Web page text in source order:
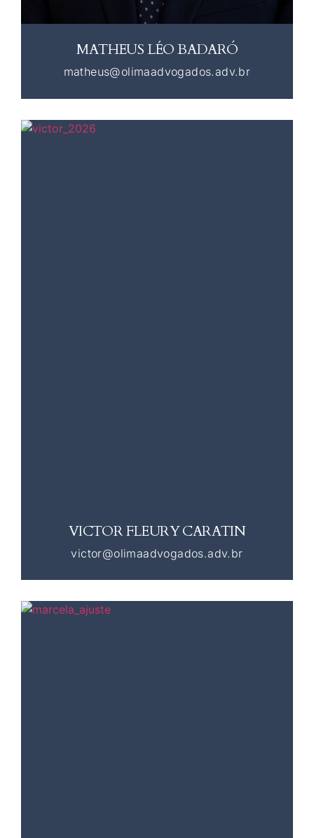
MATHEUS LÉO BADARÓ
matheus@olimaadvogados.adv.br
VICTOR FLEURY CARATIN
victor@olimaadvogados.adv.br